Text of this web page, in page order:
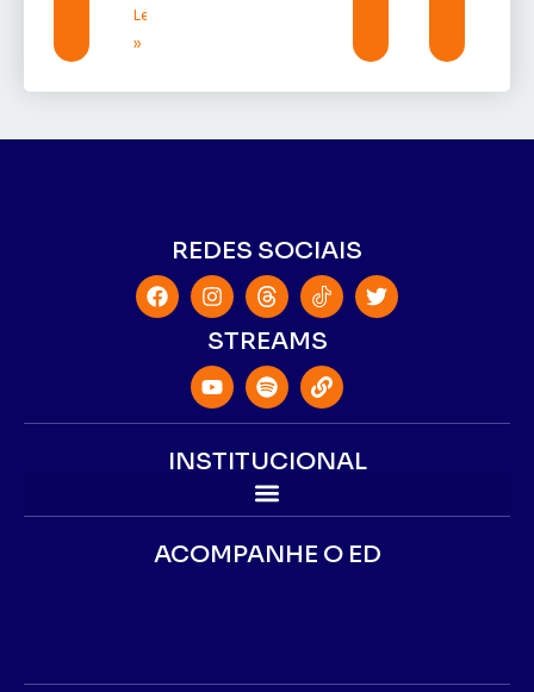
Leia mais
»
REDES SOCIAIS
STREAMS
INSTITUCIONAL
ACOMPANHE O ED